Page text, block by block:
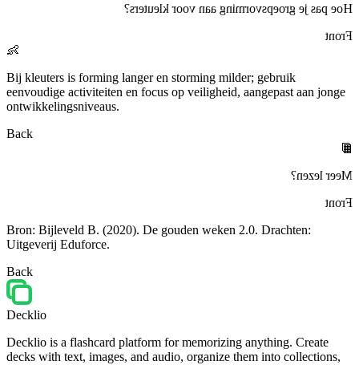
Hoe pas je groepsvorming aan voor kleuters?
Front
👶
Bij kleuters is forming langer en storming milder; gebruik
eenvoudige activiteiten en focus op veiligheid, aangepast aan jonge
ontwikkelingsniveaus.
Back
📙
Meer lezen?
Front
Bron: Bijleveld B. (2020). De gouden weken 2.0. Drachten:
Uitgeverij Eduforce.
Back
Decklio
Decklio is a flashcard platform for memorizing anything. Create
decks with text, images, and audio, organize them into collections,